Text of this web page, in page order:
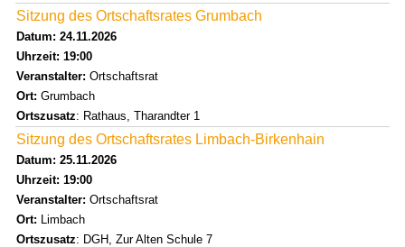
Sitzung des Ortschaftsrates Grumbach
Datum: 24.11.2026
Uhrzeit: 19:00
Veranstalter: Ortschaftsrat
Ort: Grumbach
Ortszusatz: Rathaus, Tharandter 1
Sitzung des Ortschaftsrates Limbach-Birkenhain
Datum: 25.11.2026
Uhrzeit: 19:00
Veranstalter: Ortschaftsrat
Ort: Limbach
Ortszusatz: DGH, Zur Alten Schule 7